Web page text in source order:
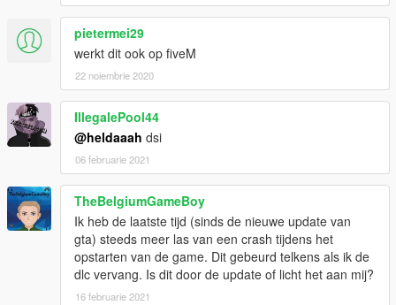
pietermei29
werkt dit ook op fiveM
22 noiembrie 2020
IllegalePool44
@heldaaah dsi
06 februarie 2021
TheBelgiumGameBoy
Ik heb de laatste tijd (sinds de nieuwe update van
gta) steeds meer las van een crash tijdens het
opstarten van de game. Dit gebeurd telkens als ik de
dlc vervang. Is dit door de update of licht het aan mij?
16 februarie 2021